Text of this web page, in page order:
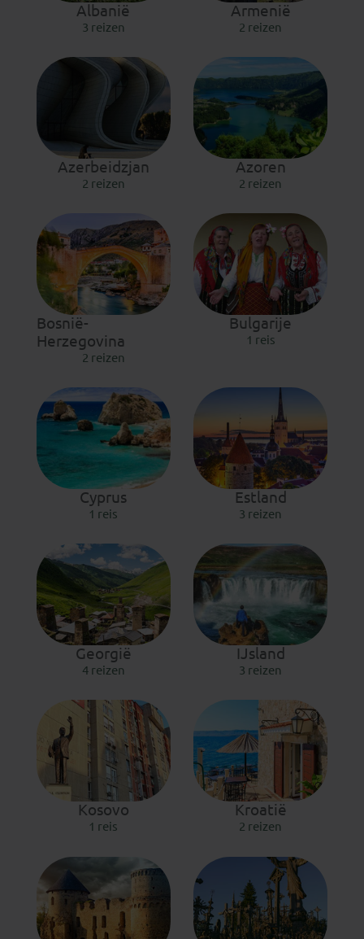
Albanië
3 reizen
Armenië
2 reizen
Azerbeidzjan
2 reizen
Azoren
2 reizen
Bosnië-
Herzegovina
2 reizen
Bulgarije
1 reis
Cyprus
1 reis
Estland
3 reizen
Georgië
4 reizen
IJsland
3 reizen
Kosovo
1 reis
Kroatië
2 reizen